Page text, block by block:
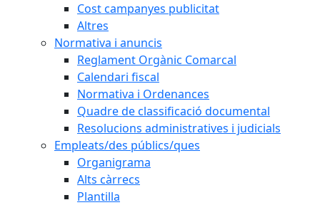
Cost campanyes publicitat
Altres
Normativa i anuncis
Reglament Orgànic Comarcal
Calendari fiscal
Normativa i Ordenances
Quadre de classificació documental
Resolucions administratives i judicials
Empleats/des públics/ques
Organigrama
Alts càrrecs
Plantilla